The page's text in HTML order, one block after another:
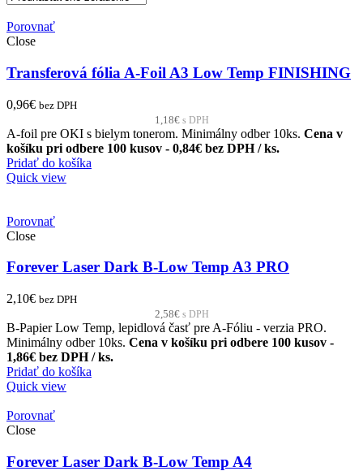
Porovnať
Close
Transferová fólia A-Foil A3 Low Temp FINISHING
0,96€ bez DPH
1,18€ s DPH
A-foil pre OKI s bielym tonerom. Minimálny odber 10ks. Cena v
košíku pri odbere 100 kusov - 0,84€ bez DPH / ks.
Pridať do košíka
Quick view
Porovnať
Close
Forever Laser Dark B-Low Temp A3 PRO
2,10€ bez DPH
2,58€ s DPH
B-Papier Low Temp, lepidlová časť pre A-Fóliu - verzia PRO.
Minimálny odber 10ks. Cena v košíku pri odbere 100 kusov -
1,86€ bez DPH / ks.
Pridať do košíka
Quick view
Porovnať
Close
Forever Laser Dark B-Low Temp A4